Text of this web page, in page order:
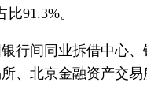
91.3%。
行间同业拆借中心
、北京金融资产交易